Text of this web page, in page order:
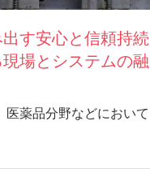
す安心と信頼持続
場とシステムの融
医薬品分野などにおいて